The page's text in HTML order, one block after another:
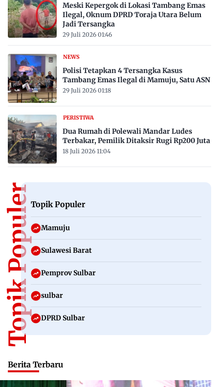
Meski Kepergok di Lokasi Tambang Emas
Ilegal, Oknum DPRD Toraja Utara Belum
Jadi Tersangka
29 Juli 2026 01:46
NEWS
Polisi Tetapkan 4 Tersangka Kasus
Tambang Emas Ilegal di Mamuju, Satu ASN
29 Juli 2026 01:18
PERISTIWA
Dua Rumah di Polewali Mandar Ludes
Terbakar, Pemilik Ditaksir Rugi Rp200 Juta
18 Juli 2026 11:04
Topik PopulerTopik Populer
Mamuju
Sulawesi Barat
Pemprov Sulbar
sulbar
DPRD Sulbar
Berita Terbaru